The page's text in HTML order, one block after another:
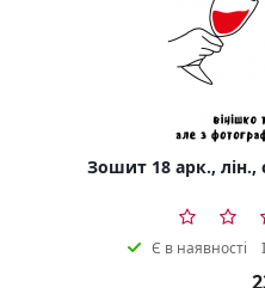
Зошит 18 арк., лін.,
Є в наявності